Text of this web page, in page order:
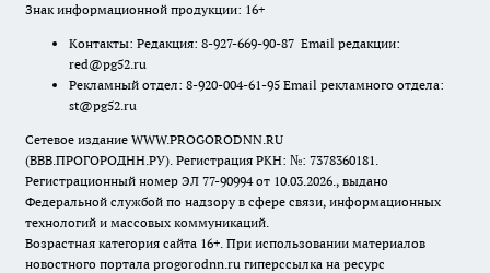
Знак информационной продукции: 16+
Контакты: Редакция: 8-927-669-90-87 Email редакции:
red@pg52.ru
Рекламный отдел: 8-920-004-61-95 Email рекламного отдела:
st@pg52.ru
Сетевое издание WWW.PROGORODNN.RU
(ВВВ.ПРОГОРОДНН.РУ). Регистрация РКН: №: 7378360181.
Регистрационный номер ЭЛ 77-90994 от 10.03.2026., выдано
Федеральной службой по надзору в сфере связи, информационных
технологий и массовых коммуникаций.
Возрастная категория сайта 16+. При использовании материалов
новостного портала progorodnn.ru гиперссылка на ресурс